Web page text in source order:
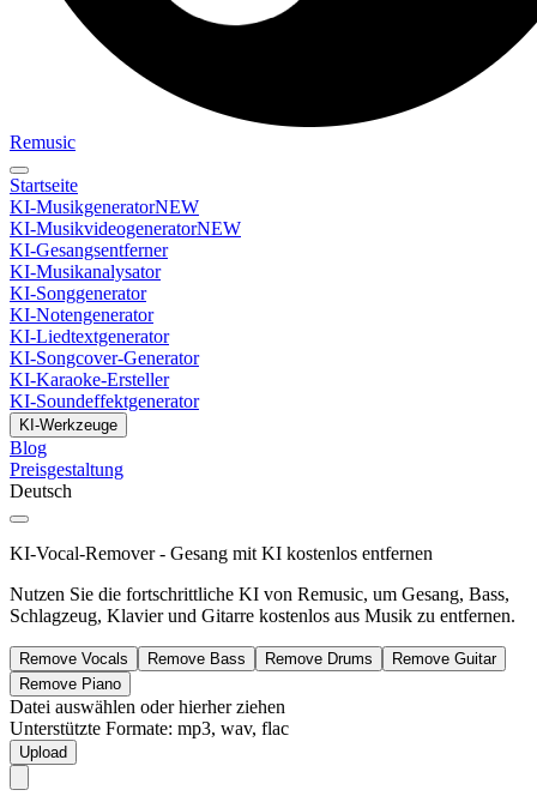
Remusic
Startseite
KI-MusikgeneratorNEW
KI-MusikvideogeneratorNEW
KI-Gesangsentferner
KI-Musikanalysator
KI-Songgenerator
KI-Notengenerator
KI-Liedtextgenerator
KI-Songcover-Generator
KI-Karaoke-Ersteller
KI-Soundeffektgenerator
KI-Werkzeuge
Blog
Preisgestaltung
Deutsch
KI-Vocal-Remover - Gesang mit KI kostenlos entfernen
Nutzen Sie die fortschrittliche KI von Remusic, um Gesang, Bass,
Schlagzeug, Klavier und Gitarre kostenlos aus Musik zu entfernen.
Remove Vocals Remove Bass Remove Drums
Remove Guitar
Remove Piano
Datei auswählen oder hierher ziehen
Unterstützte Formate: mp3, wav, flac
Upload